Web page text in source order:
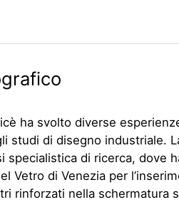
ha svolto diverse
studi di disegno industriale.
specialistica di ricerca, dove
Vetro di Venezia per
rinforzati nella schermatura